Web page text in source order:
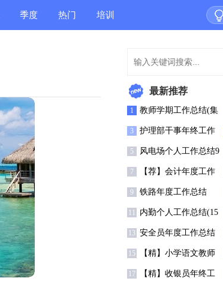
季度 热门 培训
最新推荐
1 教师学期工作总结(集
锦15篇)
3 护理部干事年终工作
总结
5 风电场个人工作总结9
篇
7 【荐】会计年度工作
总结
9 铁路年度工作总结
11 内勤个人工作总结(15
篇)
13 安全员年度工作总结
(15篇)
15 【精】小学语文教师
个人工作总结
17 【精】收银员年终工